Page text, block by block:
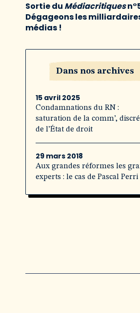
Sortie du Médiacritiques
Dégageons les
médias !
Dans nos archives
15 avril 2025
Condamnations du RN :
saturation de la comm’,
de l’État de droit
29 mars 2018
Aux grandes réformes les
experts : le cas de Pascal Perri